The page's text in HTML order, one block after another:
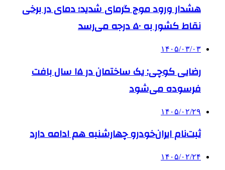
هشدار ورود موج گرمای شدید؛ دمای در برخی
نقاط کشور به ۵۰ درجه می‌رسد
۱۴۰۵/۰۳/۰۳
رضایی کوچی: یک ساختمان در ۱۵ سال بافت
فرسوده می‌شود
۱۴۰۵/۰۲/۲۹
ثبت‌نام ایران‌خودرو چهارشنبه هم ادامه دارد
۱۴۰۵/۰۲/۲۴